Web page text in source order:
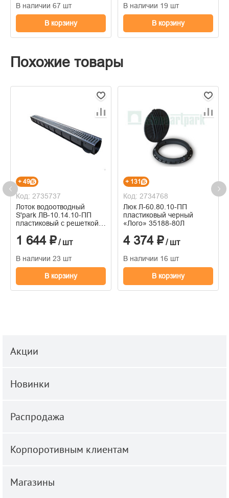
В наличии 67 шт
В корзину
В наличии 19 шт
В корзину
Похожие товары
+ 49
Код: 2735737
Лоток водоотводный
S'park ЛВ-10.14.10-ПП
пластиковый с решеткой
(комплект)
1 644 ₽/ шт
В наличии 23 шт
В корзину
+ 131
Код: 2734768
Люк Л-60.80.10-ПП
пластиковый черный
«Лого» 35188-80Л
4 374 ₽/ шт
В наличии 16 шт
В корзину
Акции
Новинки
Распродажа
Корпоротивным клиентам
Магазины